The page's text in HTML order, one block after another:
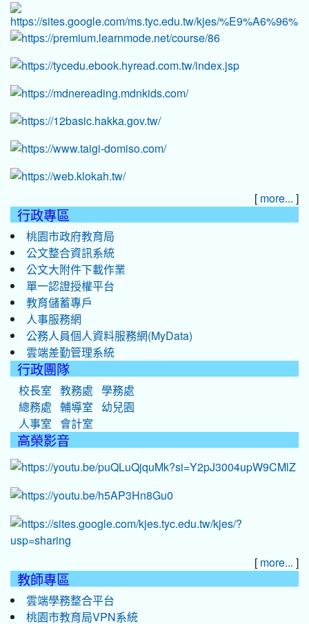
[ more... ]
行政專區
桃園市政府教育局
公文整合資訊系統
公文大附件下載作業
單一認證授權平台
教育儲蓄專戶
人事服務網
公務人員個人資料服務網(MyData)
雲端差勤管理系統
行政團隊
校長室 教務處
學務處
總務處
輔導室
幼兒園
人事室
會計室
高榮影音
[ more... ]
教師專區
雲端學務整合平台
桃園市教育局VPN系統